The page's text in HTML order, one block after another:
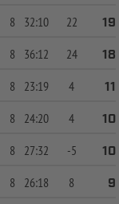
8 32:10 22
19
8 36:12 24
18
8 23:19 4
11
8 24:20 4
10
8 27:32 -5
10
8 26:18 8
9